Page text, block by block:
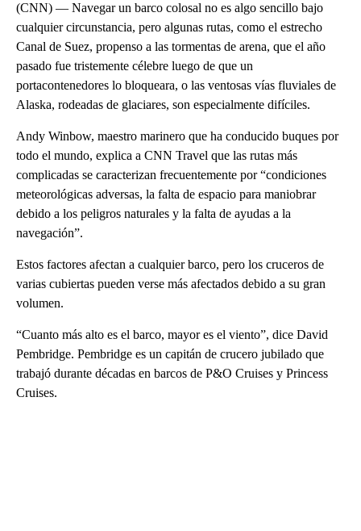
(CNN) — Navegar un barco colosal no es algo sencillo bajo
cualquier circunstancia, pero algunas rutas, como el estrecho
Canal de Suez, propenso a las tormentas de arena, que el año
pasado fue tristemente célebre luego de que un
portacontenedores lo bloqueara, o las ventosas vías fluviales de
Alaska, rodeadas de glaciares, son especialmente difíciles.
Andy Winbow, maestro marinero que ha conducido buques por
todo el mundo, explica a CNN Travel que las rutas más
complicadas se caracterizan frecuentemente por “condiciones
meteorológicas adversas, la falta de espacio para maniobrar
debido a los peligros naturales y la falta de ayudas a la
navegación”.
Estos factores afectan a cualquier barco, pero los cruceros de
varias cubiertas pueden verse más afectados debido a su gran
volumen.
“Cuanto más alto es el barco, mayor es el viento”, dice David
Pembridge. Pembridge es un capitán de crucero jubilado que
trabajó durante décadas en barcos de P&O Cruises y Princess
Cruises.